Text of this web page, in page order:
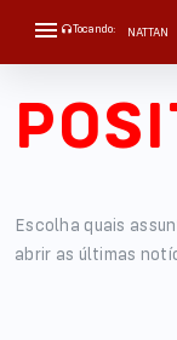
Tocando:
NATTAN
Escolha quais
abrir as últimas